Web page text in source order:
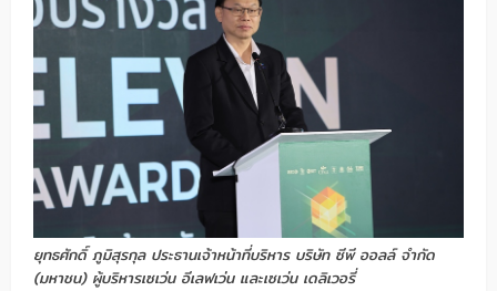
ยุทธศักดิ์ ภูมิสุรกุล ประธานเจ้าหน้าที่บริหาร บริษัท ซีพี ออลล์ จำกัด
(มหาชน) ผู้บริหารเซเว่น อีเลฟเว่น และเซเว่น เดลิเวอรี่